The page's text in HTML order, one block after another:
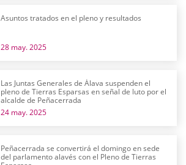
Asuntos tratados en el pleno y resultados
28 may. 2025
Las Juntas Generales de Álava suspenden el
pleno de Tierras Esparsas en señal de luto por el
alcalde de Peñacerrada
24 may. 2025
Peñacerrada se convertirá el domingo en sede
del parlamento alavés con el Pleno de Tierras